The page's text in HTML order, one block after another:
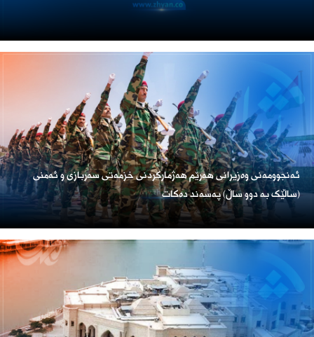
ئەنجوومەنی وەزیرانی هەرێم هەژمارکردنی خزمەتی سەربازی و ئەمنی
(ساڵێک بە دوو ساڵ) پەسەند دەکات